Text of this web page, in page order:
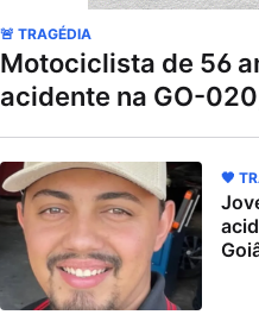
🚨 TRAGÉDIA
Motociclista de 56
acidente na GO-
🖤